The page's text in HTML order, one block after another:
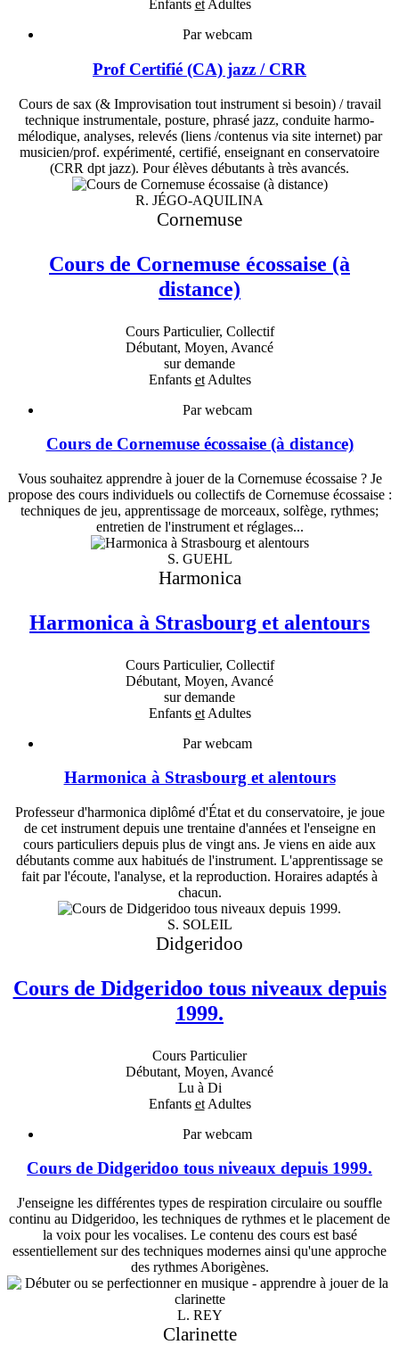
Enfants etAdultes
Par webcam
Prof Certifié (CA) jazz / CRR
Cours de sax (& Improvisation tout instrument si besoin) / travail
technique instrumentale, posture, phrasé jazz, conduite harmo-
mélodique, analyses, relevés (liens /contenus via site internet) par
musicien/prof. expérimenté, certifié, enseignant en conservatoire
(CRR dpt jazz). Pour élèves débutants à très avancés.
R. JÉGO-AQUILINA
Cornemuse
Cours de Cornemuse écossaise (à
distance)
Cours Particulier, Collectif
Débutant, Moyen, Avancé
sur demande
Enfants etAdultes
Par webcam
Cours de Cornemuse écossaise (à distance)
Vous souhaitez apprendre à jouer de la Cornemuse écossaise ? Je
propose des cours individuels ou collectifs de Cornemuse écossaise :
techniques de jeu, apprentissage de morceaux, solfège, rythmes;
entretien de l'instrument et réglages...
S. GUEHL
Harmonica
Harmonica à Strasbourg et alentours
Cours Particulier, Collectif
Débutant, Moyen, Avancé
sur demande
Enfants etAdultes
Par webcam
Harmonica à Strasbourg et alentours
Professeur d'harmonica diplômé d'État et du conservatoire, je joue
de cet instrument depuis une trentaine d'années et l'enseigne en
cours particuliers depuis plus de vingt ans. Je viens en aide aux
débutants comme aux habitués de l'instrument. L'apprentissage se
fait par l'écoute, l'analyse, et la reproduction. Horaires adaptés à
chacun.
S. SOLEIL
Didgeridoo
Cours de Didgeridoo tous niveaux depuis
1999.
Cours Particulier
Débutant, Moyen, Avancé
Lu à Di
Enfants etAdultes
Par webcam
Cours de Didgeridoo tous niveaux depuis 1999.
J'enseigne les différentes types de respiration circulaire ou souffle
continu au Didgeridoo, les techniques de rythmes et le placement de
la voix pour les vocalises. Le contenu des cours est basé
essentiellement sur des techniques modernes ainsi qu'une approche
des rythmes Aborigènes.
L. REY
Clarinette